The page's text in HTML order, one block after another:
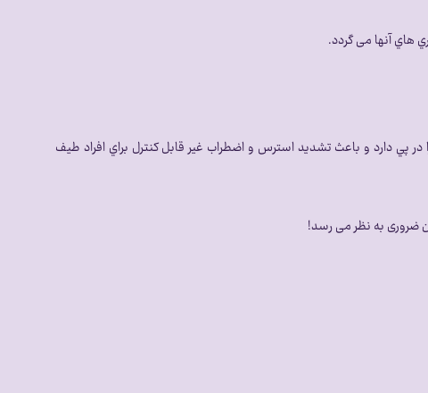
هاي آنها می گردد.
پي دارد و باعث تشدید استرس و اضطراب غير قابل كنترل براي افراد طيف
ضروری به نظر می رسد!